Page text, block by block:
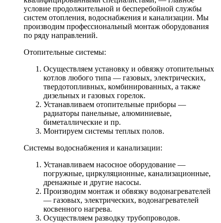
условие продолжительной и бесперебойной службы
систем отопления, водоснабжения и канализации. Мы
производим профессиональный монтаж оборудования
по ряду направлений.
Отопительные системы:
Осуществляем установку и обвязку отопительных
котлов любого типа — газовых, электрических,
твердотопливных, комбинированных, а также
дизельных и газовых горелок.
Устанавливаем отопительные приборы —
радиаторы панельные, алюминиевые,
биметаллические и пр.
Монтируем системы теплых полов.
Системы водоснабжения и канализации:
Устанавливаем насосное оборудование —
погружные, циркуляционные, канализационные,
дренажные и другие насосы.
Производим монтаж и обвязку водонагревателей
— газовых, электрических, водонагревателей
косвенного нагрева.
Осуществляем разводку трубопроводов.